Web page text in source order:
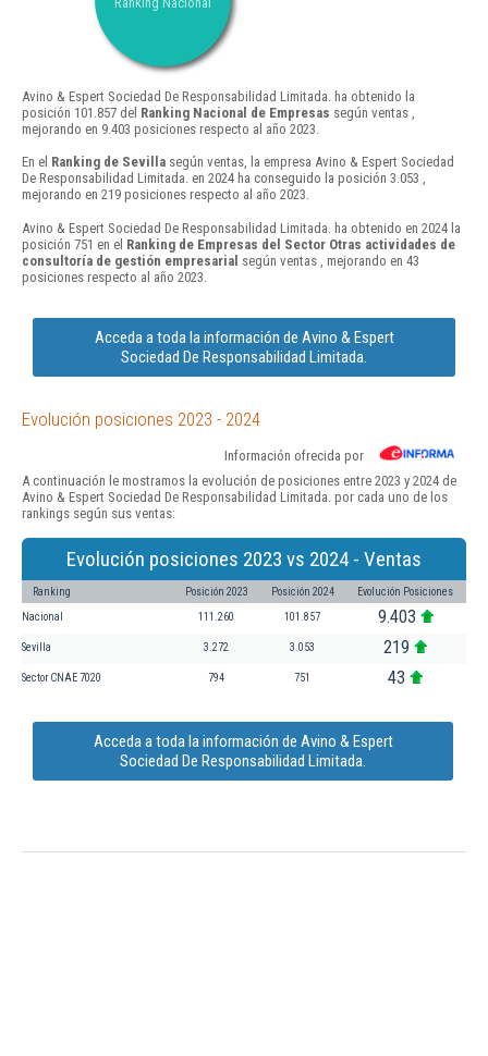
Avino & Espert Sociedad De Responsabilidad Limitada. ha obtenido la
posición 101.857 del Ranking Nacional de Empresas según ventas ,
mejorando en 9.403 posiciones respecto al año 2023.
En el Ranking de Sevilla según ventas, la empresa Avino & Espert Sociedad
De Responsabilidad Limitada. en 2024 ha conseguido la posición 3.053 ,
mejorando en 219 posiciones respecto al año 2023.
Avino & Espert Sociedad De Responsabilidad Limitada. ha obtenido en 2024 la
posición 751 en el Ranking de Empresas del Sector Otras actividades de
consultoría de gestión empresarial según ventas , mejorando en 43
posiciones respecto al año 2023.
Acceda a toda la información de Avino & Espert
Sociedad De Responsabilidad Limitada.
Evolución posiciones 2023 - 2024
Información ofrecida por
A continuación le mostramos la evolución de posiciones entre 2023 y 2024 de
Avino & Espert Sociedad De Responsabilidad Limitada. por cada uno de los
rankings según sus ventas:
Evolución posiciones 2023 vs 2024 - Ventas
Ranking Posición 2023 Posición 2024 Evolución Posiciones
Nacional 111.260 101.857 9.403
Sevilla 3.272 3.053 219
Sector CNAE 7020 794 751 43
Acceda a toda la información de Avino & Espert
Sociedad De Responsabilidad Limitada.